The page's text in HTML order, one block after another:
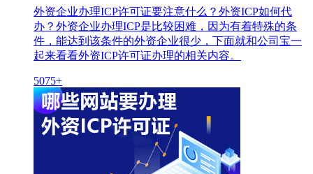
外资企业办理ICP许可证要注意什么？外资ICP如何代
办？外资企业办理ICP是比较困难，因为有着特殊的条
件，能达到该条件的外资企业很少，下面就和公司宝一
起来看看外资ICP许可证办理的相关内容。
5075+